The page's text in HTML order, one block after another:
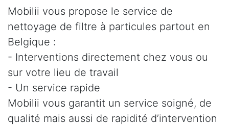
Mobilii vous propose le service de
nettoyage de filtre à particules partout en
Belgique :
- Interventions directement chez vous ou
sur votre lieu de travail
- Un service rapide
Mobilii vous garantit un service soigné, de
qualité mais aussi de rapidité d’intervention